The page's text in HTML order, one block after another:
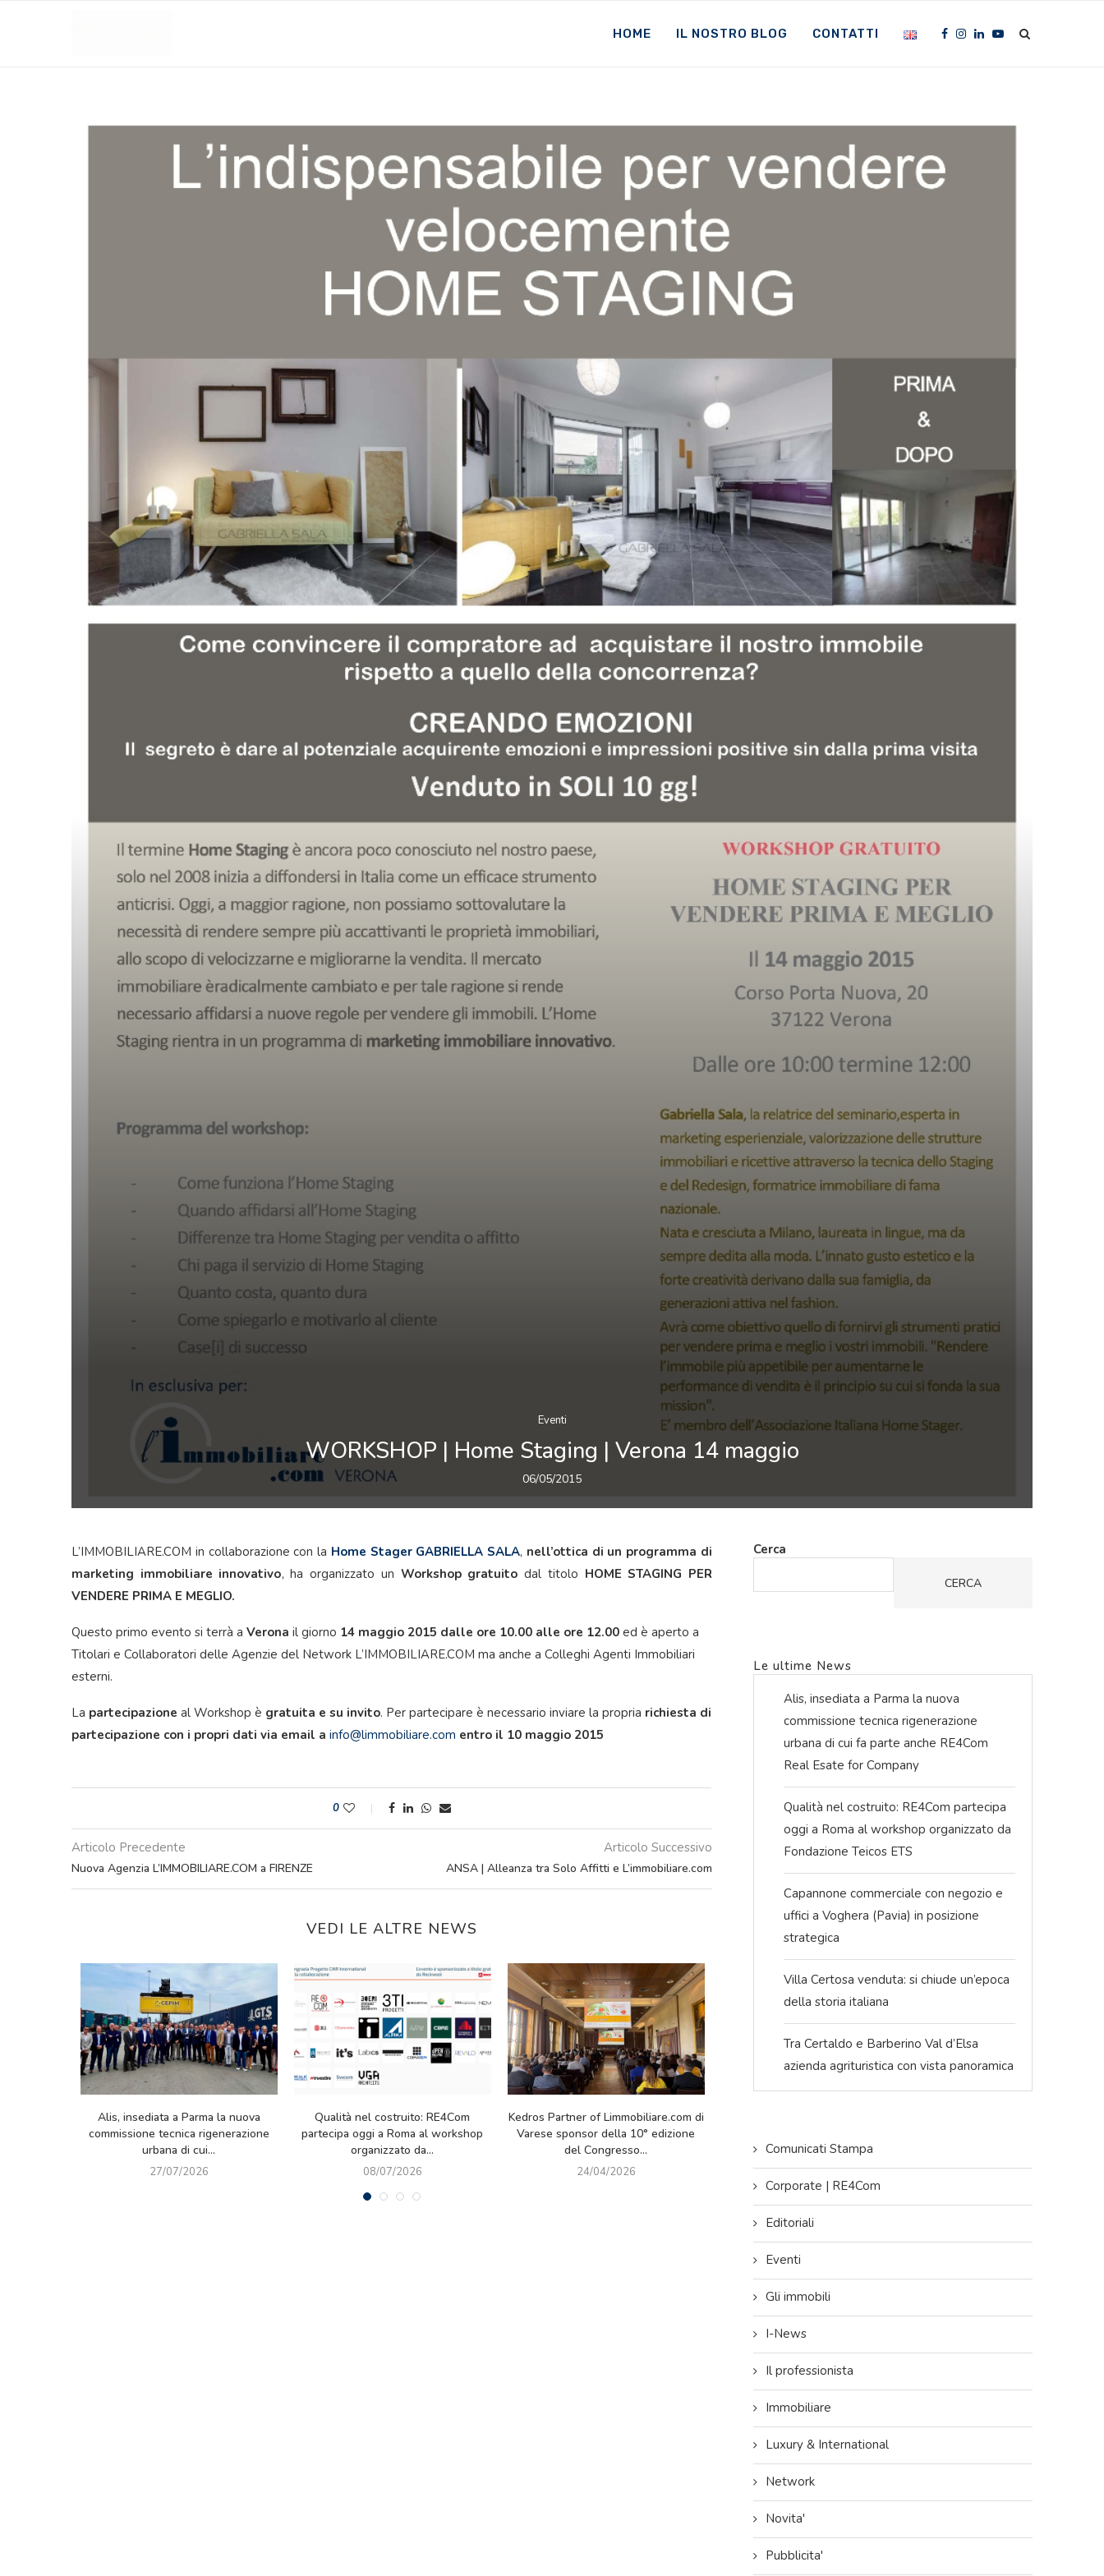
HOME IL NOSTRO BLOG CONTATTI
Eventi
WORKSHOP | Home Staging | Verona 14 maggio
06/05/2015
L’IMMOBILIARE.COM in collaborazione con la Home Stager GABRIELLA SALA, nell’ottica di un programma di
marketing immobiliare innovativo, ha organizzato un Workshop gratuito dal titolo HOME STAGING PER
VENDERE PRIMA E MEGLIO.
Questo primo evento si terrà a Verona il giorno 14 maggio 2015 dalle ore 10.00 alle ore 12.00 ed è aperto a
Titolari e Collaboratori delle Agenzie del Network L’IMMOBILIARE.COM ma anche a Colleghi Agenti Immobiliari
esterni.
La partecipazione al Workshop è gratuita e su invito. Per partecipare è necessario inviare la propria richiesta di
partecipazione con i propri dati via email a info@limmobiliare.com entro il 10 maggio 2015
0
Articolo Precedente
Nuova Agenzia L’IMMOBILIARE.COM a FIRENZE
Articolo Successivo
ANSA | Alleanza tra Solo Affitti e L’immobiliare.com
VEDI LE ALTRE NEWS
I.LAB In-Formazione 2026: grande
partecipazione alla prima giornata di
Milano. Prossimo appuntamento...
06/03/2026
Milano-Cortina 2026: un successo
che lascia il segno (anche sul
mattone)
23/02/2026
I.LAB 2025: un anno di in-formazione,
visione e crescita condivisa
22/12/2025
di...
09/12/2025 27/11/2025
Cerca
CERCA
Le ultime News
Alis, insediata a Parma la nuova
commissione tecnica rigenerazione
urbana di cui fa parte anche RE4Com
Real Esate for Company
Qualità nel costruito: RE4Com partecipa
oggi a Roma al workshop organizzato da
Fondazione Teicos ETS
Capannone commerciale con negozio e
uffici a Voghera (Pavia) in posizione
strategica
Villa Certosa venduta: si chiude un’epoca
della storia italiana
Tra Certaldo e Barberino Val d’Elsa
azienda agrituristica con vista panoramica
Comunicati Stampa
Corporate | RE4Com
Editoriali
Eventi
Gli immobili
I-News
Il professionista
Immobiliare
Luxury & International
Network
Novita'
Pubblicita'